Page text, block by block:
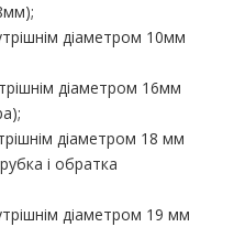
діаметром 10мм
діаметром 16мм
діаметром 18 мм
і обратка
діаметром 19 мм